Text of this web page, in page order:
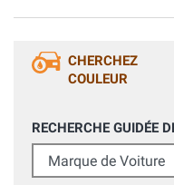
CHERCHEZ
COULEUR
RECHERCHE GUIDÉE
Marque de Voiture